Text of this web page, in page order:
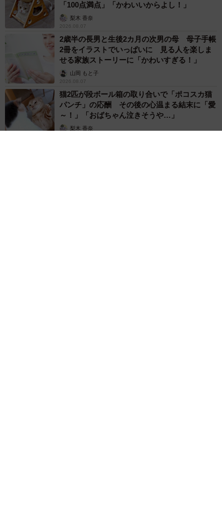
「100点満点」「かわいいからよし！」
梨木 香奈
2026.08.07
2歳半の長男と生後2カ月の次男の母 母子手帳
2冊をイラストでいっぱいに 見る人を楽しま
せる家族ストーリーに「かわいすぎる！」
山岡 もと子
2026.08.07
猫2匹が段ボール箱の取り合いで「ポコスカ猫
パンチ」の応酬 その後の心温まる結末に「愛
～！」「おばちゃん泣きそうや…」
梨木 香奈